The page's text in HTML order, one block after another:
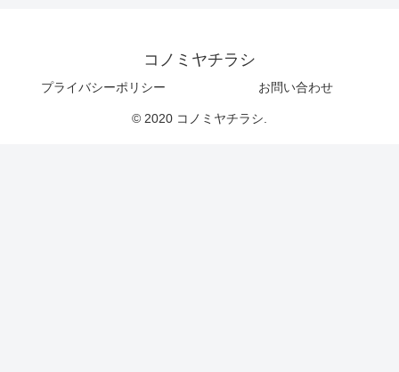
コノミヤチラシ
プライバシーポリシー お問い合わせ
© 2020 コノミヤチラシ.